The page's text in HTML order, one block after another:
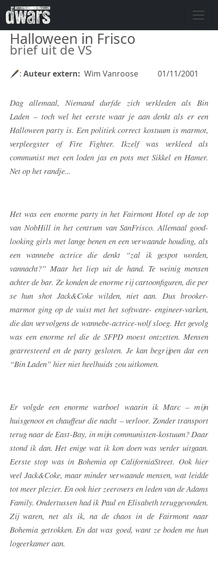
Overslaan en naar de inhoud gaan
Halloween in Frisco
brief uit de VS
01/11/2001
🖋: Auteur extern Wim Vanroose
Dag allemaal, Niemand durfde zich verkleden als Bin
Laden – toch wel het eerste waar je aan denkt als er een
Halloween party is. Een politiek correct kostuum is marmot,
verpleegster of Fire Fighter. Ikzelf was verkleed als
communist met een loden jas en pots met Sikkel en Hamer.
Net op het randje...
Het was een enorme party in het Fairmont Hotel op de top
van NobHill in het centrum van SanFrisco. Allemaal good-
looking girls met lange benen en een verwaande houding, als
een wannebe actrice die denkt “zal ik gespot worden,
vannacht?” Maar het liep uit de hand. Te weinig mensen
achter de bar. Ze konden de enorme rij cartoonfiguren, die per
se hun shot Jack&Coke wilden, niet aan. Dus brooker-
marmot ging op de vuist met het software- engineer-varken,
die dan vervolgens de wannebe-actrice-wolf sloeg. Het gevolg
was een enorme rel die de SFPD moest ontzetten. Mensen
gearresteerd en de party gesloten. Je kan begrijpen dat een
“Bin Laden” hier niet heelhuids zou uitkomen.
Er volgde een enorme warboel waarin ik Marc – mijn
huisgenoot en chauffeur die nacht – verloor. Zonder transport
terug naar de East-Bay, in mijn communisten-kostuum? Daar
stond ik dan. Het enige wat ik kon doen was verder uitgaan.
Eerste stop was in Bohemia op CaliforniaStreet. Ook hier
veel Jack&Coke, maar minder verwaande mensen, wat leidde
tot meer plezier. En ook hier zeerovers en leden van de Adams
Family. Ondertussen had ik Paul en Elisabeth teruggevonden.
Zij waren, net als ik, na de chaos in de Fairmont naar
Bohemia getrokken. En dat was goed, want ze boden me hun
logeerkamer aan.